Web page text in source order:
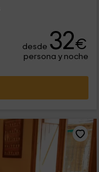
desde 32€
persona y noche